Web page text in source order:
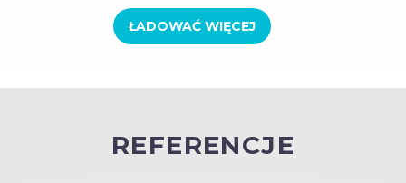
ŁADOWAĆ WIĘCEJ
REFERENCJE